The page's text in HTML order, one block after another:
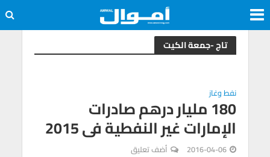
تاج -جمعة الكيت
نفط وغاز
180 مليار درهم صادرات
الإمارات غير النفطية فى 2015
2016-04-06 أضف تعليق